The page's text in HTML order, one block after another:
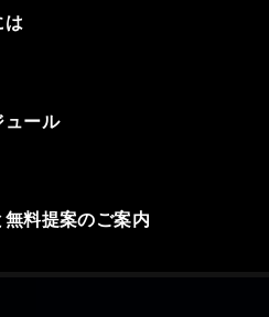
は
ュール
料提案のご案内